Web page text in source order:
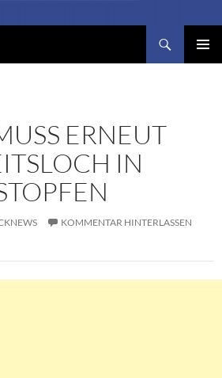
ERNEUT
IN
KOMMENTAR HINTERLASSEN